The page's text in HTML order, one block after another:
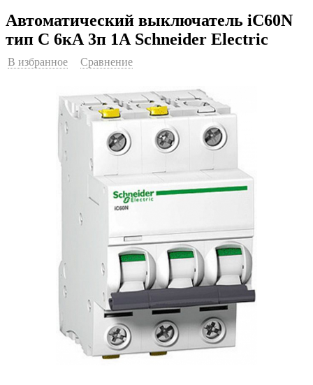
Автоматический выключатель iC60N
тип С 6кА 3п 1А Schneider Electric
В избранное Сравнение